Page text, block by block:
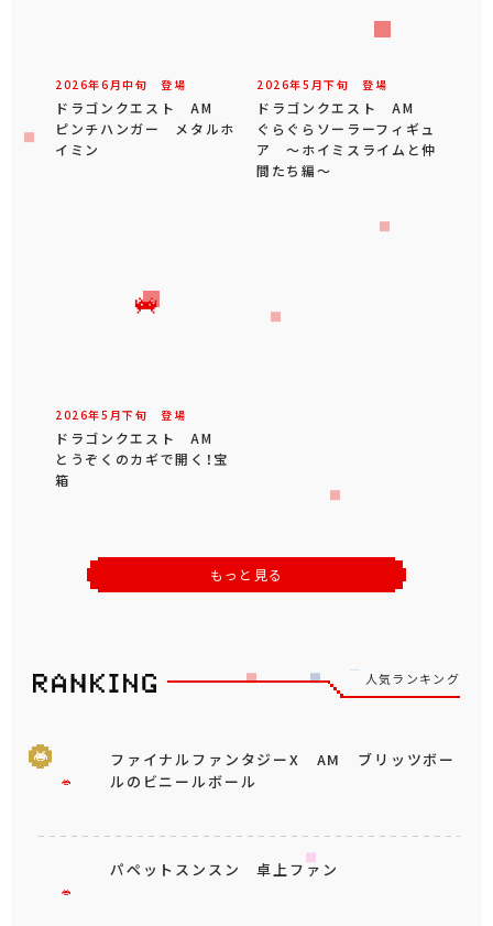
2026年6 月中旬 登場
ドラゴンクエスト AM
ピンチハンガー メタルホ
イミン
2026年5 月下旬 登場
ドラゴンクエスト AM
ぐらぐらソーラーフィギュ
ア ～ホイミスライムと仲
間たち編～
2026年5 月下旬 登場
ドラゴンクエスト AM
とうぞくのカギで開く！宝
箱
もっと見る
人気ランキング
ファイナルファンタジーX AM ブリッツボー
ルのビニールボール
パペットスンスン 卓上ファン